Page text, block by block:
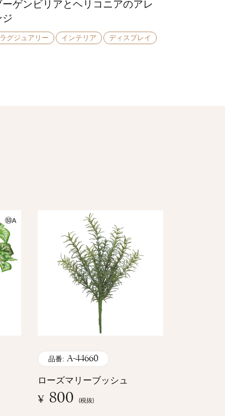
ーゲンビリアとヘリコニアのアレ
ジ
ラグジュアリー インテリア ディスプレイ
品番: A-44660
ローズマリーブッシュ
¥ 800 (税抜)